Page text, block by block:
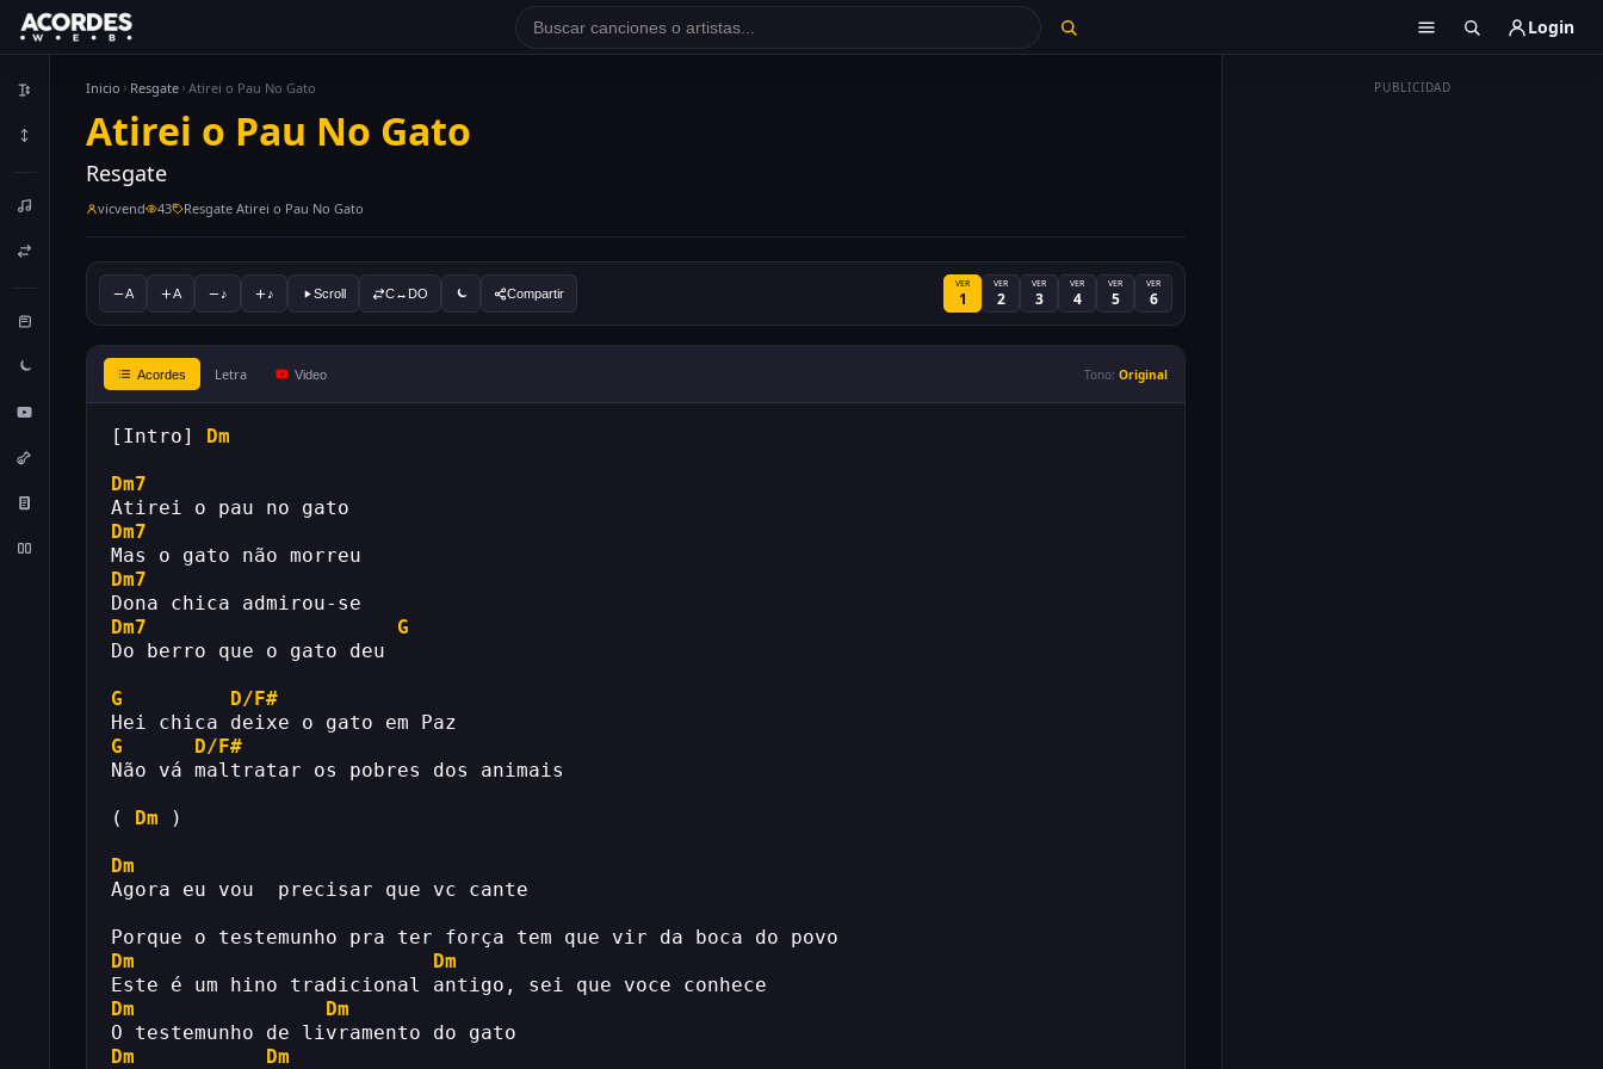
Login
PUBLICIDAD
Inicio Resgate Atirei o Pau No Gato
Atirei o Pau No Gato
Resgate
vicvend 43 Resgate Atirei o Pau No Gato
A A ♪ ♪ Scroll C↔DO Compartir
VER
1
VER
2
VER
3
VER
4
VER
5
VER
6
Acordes Letra Video Tono: Original
[Intro] Dm
Dm7
Atirei o pau no gato
Dm7
Mas o gato não morreu
Dm7
Dona chica admirou-se
Dm7
G
Do berro que o gato deu
G
D/F#
Hei chica deixe o gato em Paz
G
D/F#
Não vá maltratar os pobres dos animais
( Dm )
Dm
Agora eu vou  precisar que vc cante
Porque o testemunho pra ter força tem que vir da boca do povo
Dm
Dm
Este é um hino tradicional antigo, sei que voce conhece
Dm
Dm
O testemunho de livramento do gato
Dm
Dm